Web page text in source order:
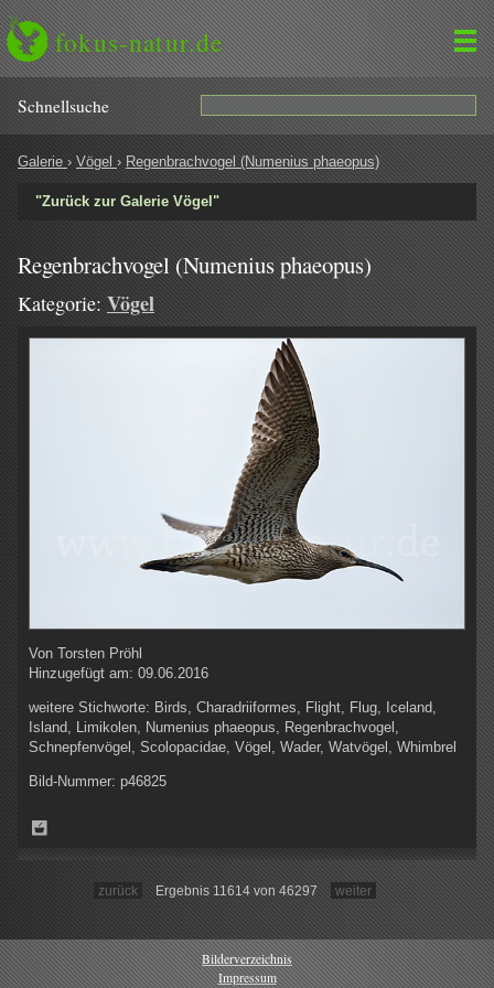
fokus-natur.de
Schnell­suche
Galerie › Vögel › Regenbrachvogel (Numenius phaeopus)
"Zurück zur Galerie Vögel"
Regenbrachvogel (Numenius phaeopus)
Kategorie: Vögel
Von Torsten Pröhl
Hinzugefügt am: 09.06.2016
weitere Stichworte: Birds, Charadriiformes, Flight, Flug, Iceland,
Island, Limikolen, Numenius phaeopus, Regenbrachvogel,
Schnepfenvögel, Scolopacidae, Vögel, Wader, Watvögel, Whimbrel
Bild-Nummer: p46825
zurück Ergebnis 11614 von 46297 weiter
Bilderverzeichnis
Impressum